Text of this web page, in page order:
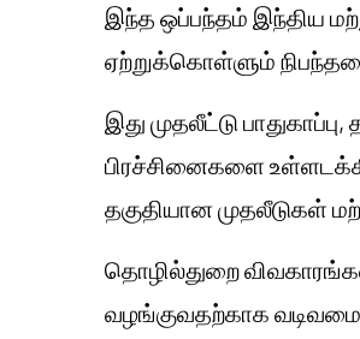
இந்த ஒப்பந்தம் இந்திய
ஏற்றுக்கொள்ளும்
இது முதலீட்டு
பிரச்சினைகளை
தகுதியான முதலீடுகள்
தொழில்துறை
வழங்குவதற்காக